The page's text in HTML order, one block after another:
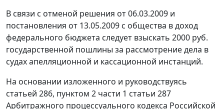
В связи с отменой решения от 06.03.2009 и
постановления от 13.05.2009 с общества в доход
федерального бюджета следует взыскать 2000 руб.
государственной пошлины за рассмотрение дела в
судах апелляционной и кассационной инстанций.
На основании изложенного и руководствуясь
статьей 286, пунктом 2 части 1 статьи 287
Арбитражного процессуального кодекса Российской